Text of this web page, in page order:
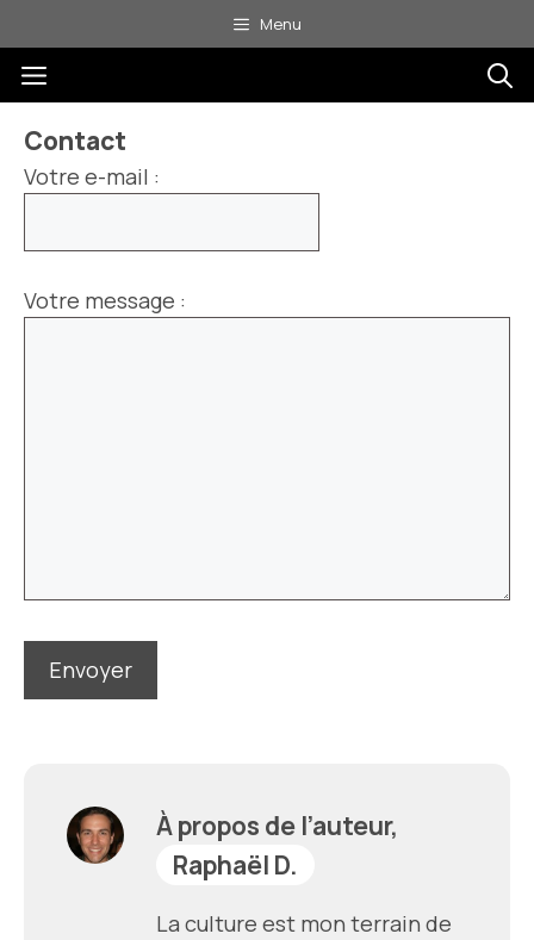
au
contenu
Menu
Menu
Contact
Votre e-mail :
Votre message :
À propos de l’auteur,
Raphaël D.
La culture est mon terrain de